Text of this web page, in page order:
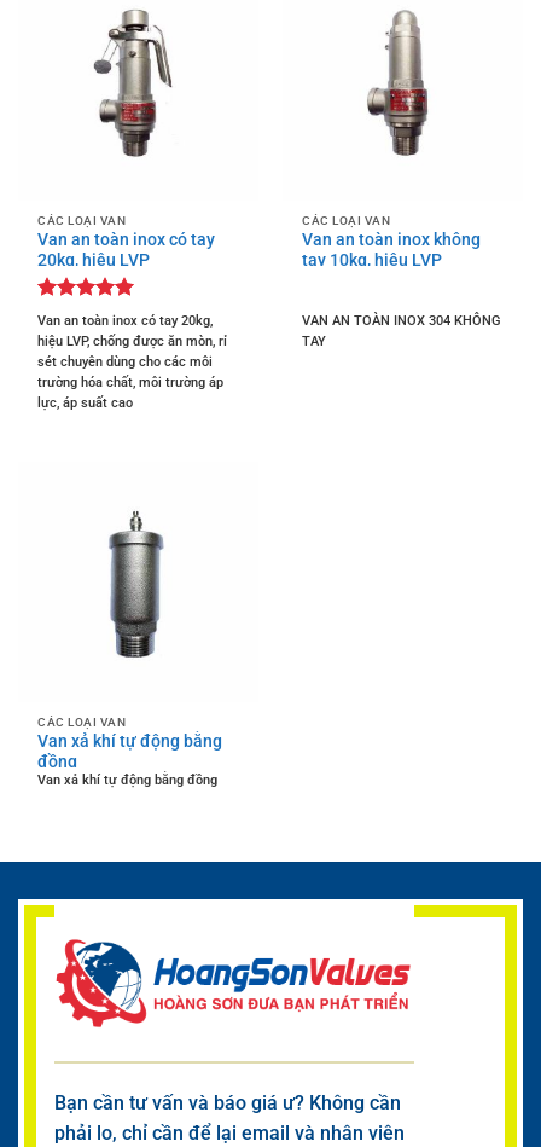
CÁC LOẠI VAN
Van an toàn inox có tay
20kg, hiệu LVP
Được xếp
hạng55
sao
Van an toàn inox có tay 20kg,
hiệu LVP, chống được ăn mòn, rỉ
sét chuyên dùng cho các môi
trường hóa chất, môi trường áp
lực, áp suất cao
CÁC LOẠI VAN
Van an toàn inox không
tay 10kg, hiệu LVP
VAN AN TOÀN INOX 304 KHÔNG
TAY
CÁC LOẠI VAN
Van xả khí tự động bằng
đồng
Van xả khí tự động bằng đồng
Bạn cần tư vấn và báo giá ư? Không cần
phải lo, chỉ cần để lại email và nhân viên